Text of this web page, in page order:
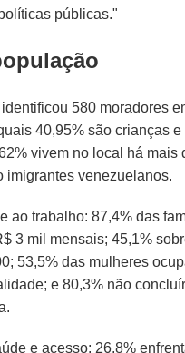
públicas."
580 moradores
40,95% são crianças e
vivem no local há mais
imigrantes venezuelanos.
ao trabalho: 87,4% das
3 mil mensais; 45,1%
53,5% das mulheres
e 80,3% não
e acesso: 26,8%